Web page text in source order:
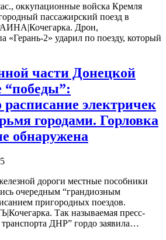
оккупационные войска Кремля
пассажирский поезд в
Дрон,
«Герань-2» ударил по поезду, который
части Донецкой
“победы”:
электричек
городами. Горловка
обнаружена
дороги местные пособники
очередным “грандиозным
пригородных поездов.
Так называемая пресс-
ДНР” гордо заявила…